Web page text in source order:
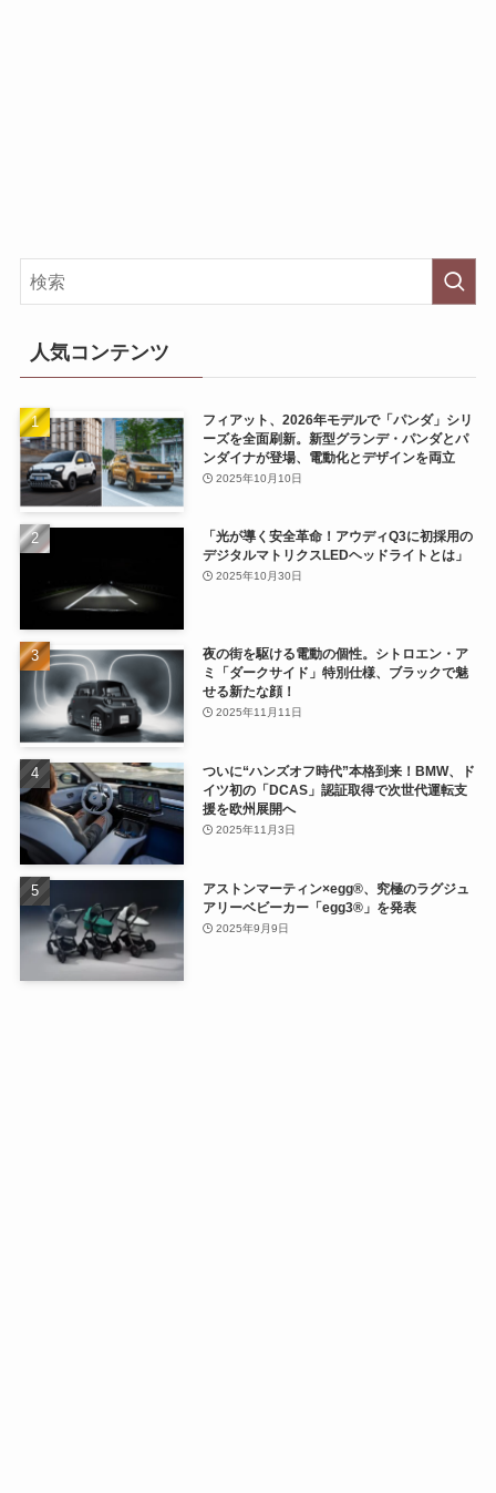
人気コンテンツ
フィアット、2026年モデルで「パンダ」シリ
ーズを全面刷新。新型グランデ・パンダとパ
ンダイナが登場、電動化とデザインを両立
2025年10月10日
「光が導く安全革命！アウディQ3に初採用の
デジタルマトリクスLEDヘッドライトとは」
2025年10月30日
夜の街を駆ける電動の個性。シトロエン・ア
ミ「ダークサイド」特別仕様、ブラックで魅
せる新たな顔！
2025年11月11日
ついに“ハンズオフ時代”本格到来！BMW、ド
イツ初の「DCAS」認証取得で次世代運転支
援を欧州展開へ
2025年11月3日
アストンマーティン×egg®、究極のラグジュ
アリーベビーカー「egg3®」を発表
2025年9月9日